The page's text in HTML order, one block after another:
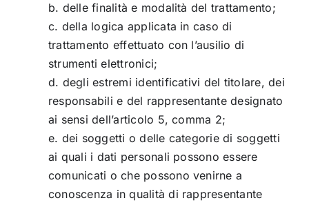
b. delle finalità e modalità del trattamento;
c. della logica applicata in caso di
trattamento effettuato con l’ausilio di
strumenti elettronici;
d. degli estremi identificativi del titolare, dei
responsabili e del rappresentante designato
ai sensi dell’articolo 5, comma 2;
e. dei soggetti o delle categorie di soggetti
ai quali i dati personali possono essere
comunicati o che possono venirne a
conoscenza in qualità di rappresentante